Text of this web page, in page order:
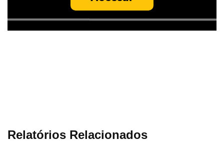
Relatórios Relacionados